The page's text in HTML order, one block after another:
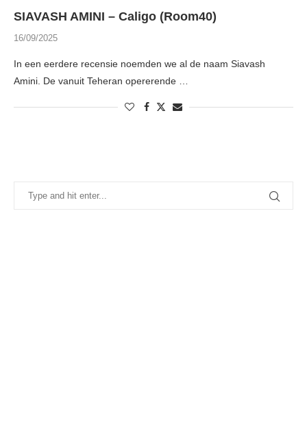
SIAVASH AMINI – Caligo (Room40)
16/09/2025
In een eerdere recensie noemden we al de naam Siavash
Amini. De vanuit Teheran opererende …